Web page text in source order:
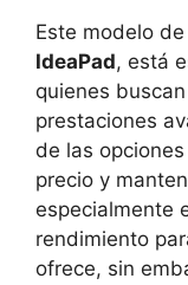
Este modelo
IdeaPad, está
quienes
prestaciones
de las
precio y
especialmente
rendimiento
ofrece, sin